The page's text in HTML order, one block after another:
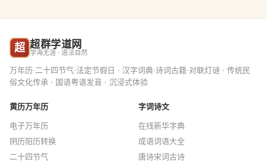
超 超群学道网
学海无涯 · 道法自然
万年历·二十四节气·法定节假日 · 汉字词典·诗词古籍·对联灯谜 · 传统民
俗文化传承 · 国语粤语发音 · 沉浸式体验
黄历万年历
电子万年历
阴历阳历转换
二十四节气
字词诗文
在线新华字典
成语词语大全
唐诗宋词古诗